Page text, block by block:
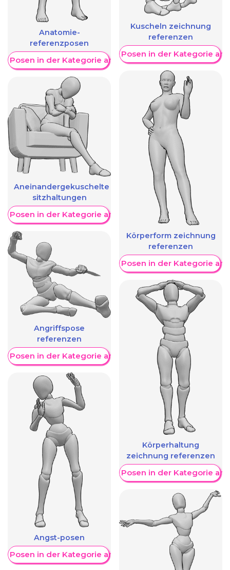
Anatomie-
referenzposen
Posen in der Kategorie anzeigen
Aneinandergekuschelte
sitzhaltungen
Posen in der Kategorie anzeigen
Angriffspose
referenzen
Posen in der Kategorie anzeigen
Angst-posen
Posen in der Kategorie anzeigen
Kuscheln zeichnung
referenzen
Weitere Posen in der Kategorie
Körperform zeichnung
referenzen
Weitere Posen in der Kategorie
Körperhaltung
zeichnung referenzen
Weitere Posen in der Kategorie